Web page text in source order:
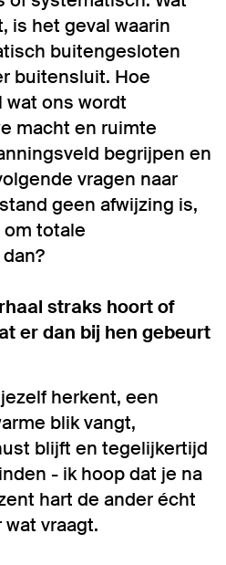
is het geval waarin
buitengesloten
buitensluit. Hoe
wat ons wordt
macht en ruimte
begrijpen en
vragen naar
geen afwijzing is,
om totale
straks hoort of
er dan bij hen gebeurt
herkent, een
blik vangt,
blijft en tegelijkertijd
- ik hoop dat je na
hart de ander écht
vraagt.